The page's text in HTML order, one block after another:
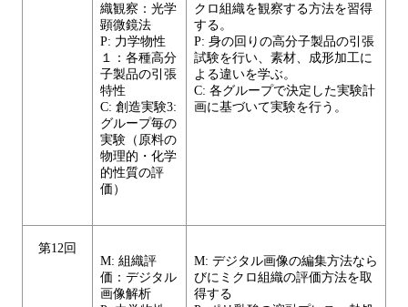
織観察：光学
顕微鏡法
P: 力学物性
１：各種高分
子製品の引張
特性
C: 創造実験3:
グループ毎の
実験（原料の
物理的・化学
的性質の評
価）
クロ組織を観察する方法を習得
する。
P: 身の回りの高分子製品の引張
試験を行い、素材、成形加工に
よる違いを学ぶ。
C: 各グループで決定した実験計
画に基づいて実験を行う。
第12回
M: 組織評
価：デジタル
画像解析
M: デジタル画像の編集方法なら
びにミクロ組織の評価方法を取
得する